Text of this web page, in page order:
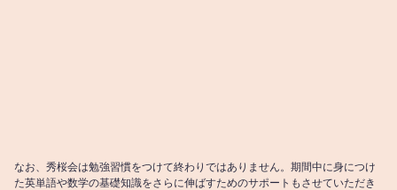
なお、秀桜会は勉強習慣をつけて終わりではありません。期間中に身につけ
た英単語や数学の基礎知識をさらに伸ばすためのサポートもさせていただき